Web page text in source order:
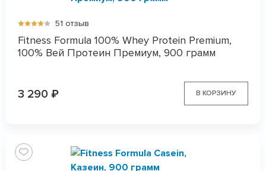
51 отзыв
Fitness Formula 100% Whey Protein Premium,
100% Вей Протеин Премиум, 900 грамм
3 290 ₽ В КОРЗИНУ